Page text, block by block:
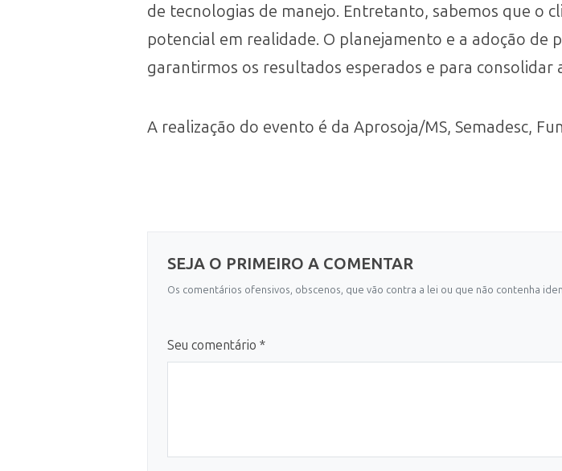
de tecnologias de manejo. Entretanto, sabemos que o
potencial em realidade. O planejamento e a adoção de
garantirmos os resultados esperados e para consolidar
A realização do evento é da Aprosoja/MS, Semadesc,
SEJA O PRIMEIRO A COMENTAR
Os comentários ofensivos, obscenos, que vão contra a lei ou que não contenha
Seu comentário *